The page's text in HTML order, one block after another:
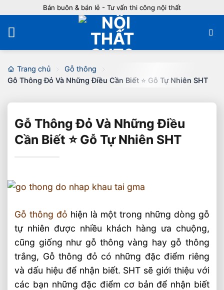
nội
dung
Bán buôn & bán lẻ - Tư vấn thi công nội thất
Trang chủ
Gỗ thông
Gỗ Thông Đỏ Và Những Điều Cần Biết ⭐️ Gỗ Tự Nhiên SHT
Gỗ Thông Đỏ Và Những Điều
Cần Biết ⭐️ Gỗ Tự Nhiên SHT
Gỗ thông đỏ hiện là một trong những dòng gỗ
tự nhiên được nhiều khách hàng ưa chuộng,
cũng giống như gỗ thông vàng hay gỗ thông
trắng, Gỗ thông đỏ có những đặc điểm riêng
và dấu hiệu để nhận biết. SHT sẽ giới thiệu với
các bạn những đặc điểm cơ bản để nhận biết